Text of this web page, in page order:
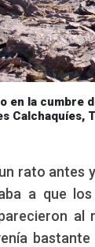
en la cumbre
Calchaquíes,
rato antes
a que
al